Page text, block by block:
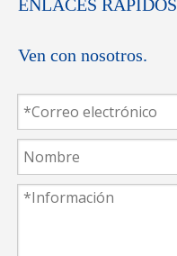
ENLACES RÁPIDOS
Ven con nosotros.